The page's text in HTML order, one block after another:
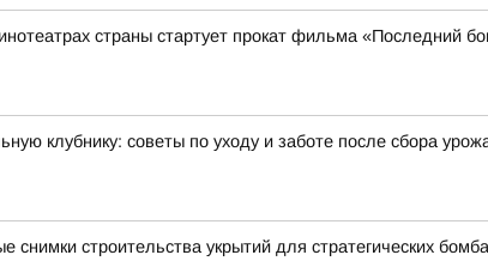
страны стартует прокат фильма «Последний
клубнику: советы по уходу и заботе после сбора
снимки строительства укрытий для стратегических